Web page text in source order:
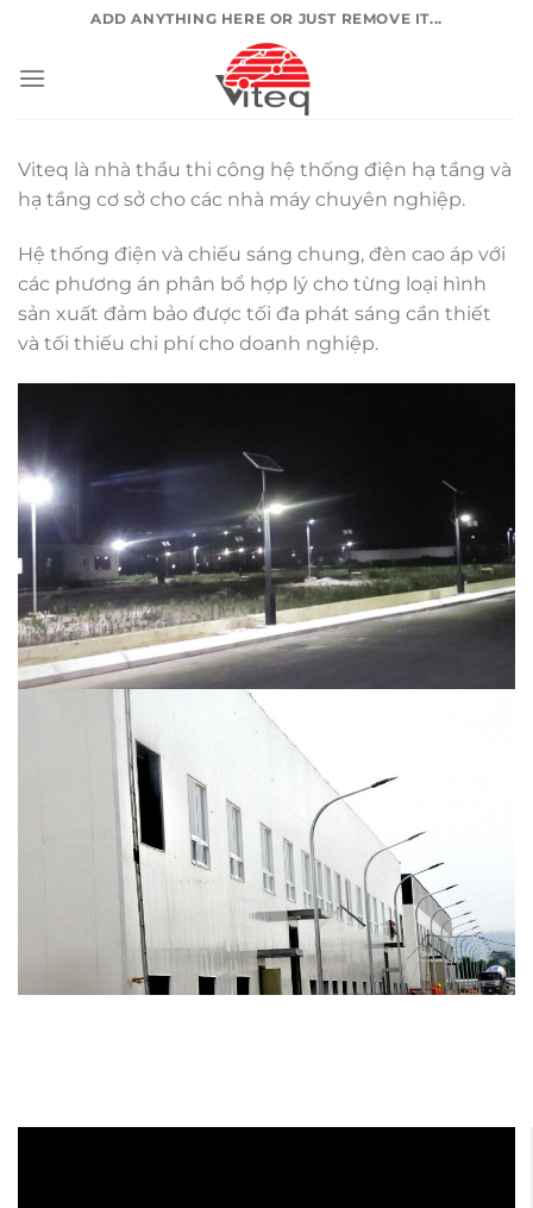
nội
ADD ANYTHING HERE OR JUST REMOVE IT...
Viteq là nhà thầu thi công hệ thống điện hạ tầng và
hạ tầng cơ sở cho các nhà máy chuyên nghiệp.
Hệ thống điện và chiếu sáng chung, đèn cao áp với
các phương án phân bổ hợp lý cho từng loại hình
sản xuất đảm bảo được tối đa phát sáng cần thiết
và tối thiếu chi phí cho doanh nghiệp.